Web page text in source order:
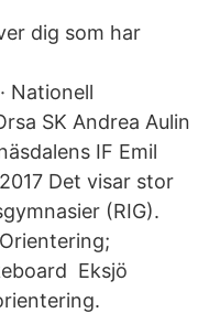
dig som har
Nationell
SK Andrea Aulin
IF Emil
Det visar stor
(RIG).
Eksjö